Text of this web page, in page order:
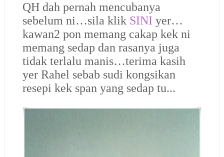
QH dah pernah mencubanya
sebelum ni…sila klik SINI yer…
kawan2 pon memang cakap kek ni
memang sedap dan rasanya juga
tidak terlalu manis…terima kasih
yer Rahel sebab sudi kongsikan
resepi kek span yang sedap tu...